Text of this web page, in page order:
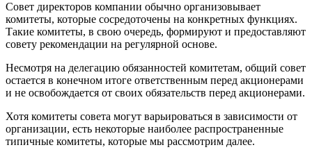
Совет директоров компании обычно организовывает
комитеты, которые сосредоточены на конкретных функциях.
Такие комитеты, в свою очередь, формируют и предоставляют
совету рекомендации на регулярной основе.
Несмотря на делегацию обязанностей комитетам, общий совет
остается в конечном итоге ответственным перед акционерами
и не освобождается от своих обязательств перед акционерами.
Хотя комитеты совета могут варьироваться в зависимости от
организации, есть некоторые наиболее распространенные
типичные комитеты, которые мы рассмотрим далее.